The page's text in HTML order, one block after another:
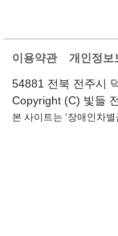
이용약관 개인정보
54881 전북 전주시
Copyright (C) 빛들
본 사이트는 ‘장애인차